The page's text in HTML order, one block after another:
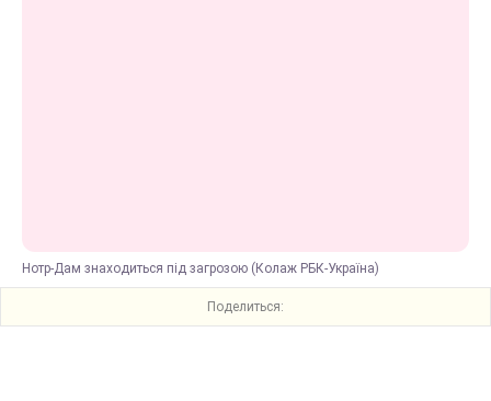
Нотр-Дам знаходиться під загрозою (Колаж РБК-Україна)
Поделиться: